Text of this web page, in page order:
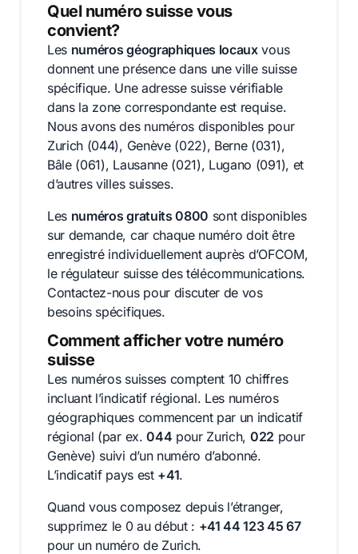
Quel numéro suisse vous
convient?
Les numéros géographiques locauxvous
donnent une présence dans une ville suisse
spécifique. Une adresse suisse vérifiable
dans la zone correspondante est requise.
Nous avons des numéros disponibles pour
Zurich (044), Genève (022), Berne (031),
Bâle (061), Lausanne (021), Lugano (091), et
d’autres villes suisses.
Les numéros gratuits 0800 sont disponibles
sur demande, car chaque numéro doit être
enregistré individuellement auprès d’OFCOM,
le régulateur suisse des télécommunications.
Contactez-nous pour discuter de vos
besoins spécifiques.
Comment afficher votre numéro
suisse
Les numéros suisses comptent 10 chiffres
incluant l’indicatif régional. Les numéros
géographiques commencent par un indicatif
régional (par ex.044 pour Zurich, 022 pour
Genève) suivi d’un numéro d’abonné.
L’indicatif pays est +41.
Quand vous composez depuis l’étranger,
supprimez le 0 au début : +41 44 123 45 67
pour un numéro de Zurich.